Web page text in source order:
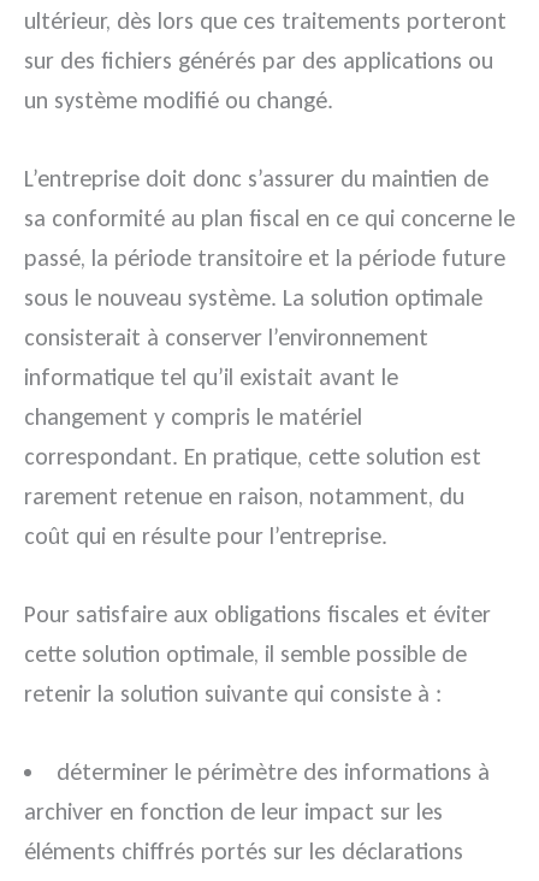
ultérieur, dès lors que ces traitements porteront
sur des fichiers générés par des applications ou
un système modifié ou changé.
L’entreprise doit donc s’assurer du maintien de
sa conformité au plan fiscal en ce qui concerne le
passé, la période transitoire et la période future
sous le nouveau système. La solution optimale
consisterait à conserver l’environnement
informatique tel qu’il existait avant le
changement y compris le matériel
correspondant. En pratique, cette solution est
rarement retenue en raison, notamment, du
coût qui en résulte pour l’entreprise.
Pour satisfaire aux obligations fiscales et éviter
cette solution optimale, il semble possible de
retenir la solution suivante qui consiste à :
déterminer le périmètre des informations à
archiver en fonction de leur impact sur les
éléments chiffrés portés sur les déclarations